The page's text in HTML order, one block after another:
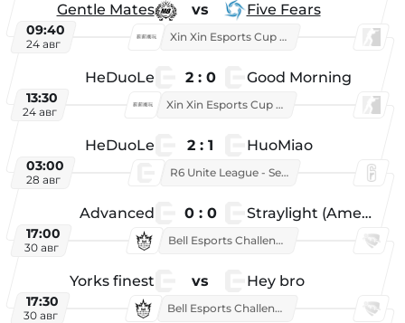
Gentle Mates vs Five Fears
09:40
24 авг
Xin Xin Esports Cup 2025
HeDuoLe 2 : 0 Good Morning
13:30
24 авг
Xin Xin Esports Cup 2026
HeDuoLe 2 : 1 HuoMiao
03:00
28 авг
R6 Unite League - Season 1
Advanced 0 : 0 Straylight (American team)
17:00
30 авг
Bell Esports Challenge 2026
Yorks finest vs Hey bro
17:30
30 авг
Bell Esports Challenge 2026